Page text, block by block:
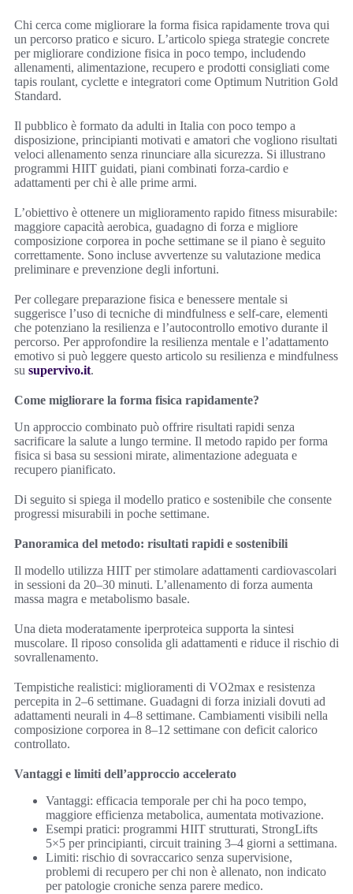
Chi cerca come migliorare la forma fisica rapidamente trova qui
un percorso pratico e sicuro. L’articolo spiega strategie concrete
per migliorare condizione fisica in poco tempo, includendo
allenamenti, alimentazione, recupero e prodotti consigliati come
tapis roulant, cyclette e integratori come Optimum Nutrition Gold
Standard.
Il pubblico è formato da adulti in Italia con poco tempo a
disposizione, principianti motivati e amatori che vogliono risultati
veloci allenamento senza rinunciare alla sicurezza. Si illustrano
programmi HIIT guidati, piani combinati forza-cardio e
adattamenti per chi è alle prime armi.
L’obiettivo è ottenere un miglioramento rapido fitness misurabile:
maggiore capacità aerobica, guadagno di forza e migliore
composizione corporea in poche settimane se il piano è seguito
correttamente. Sono incluse avvertenze su valutazione medica
preliminare e prevenzione degli infortuni.
Per collegare preparazione fisica e benessere mentale si
suggerisce l’uso di tecniche di mindfulness e self-care, elementi
che potenziano la resilienza e l’autocontrollo emotivo durante il
percorso. Per approfondire la resilienza mentale e l’adattamento
emotivo si può leggere questo articolo su resilienza e mindfulness
su supervivo.it.
Come migliorare la forma fisica rapidamente?
Un approccio combinato può offrire risultati rapidi senza
sacrificare la salute a lungo termine. Il metodo rapido per forma
fisica si basa su sessioni mirate, alimentazione adeguata e
recupero pianificato.
Di seguito si spiega il modello pratico e sostenibile che consente
progressi misurabili in poche settimane.
Panoramica del metodo: risultati rapidi e sostenibili
Il modello utilizza HIIT per stimolare adattamenti cardiovascolari
in sessioni da 20–30 minuti. L’allenamento di forza aumenta
massa magra e metabolismo basale.
Una dieta moderatamente iperproteica supporta la sintesi
muscolare. Il riposo consolida gli adattamenti e riduce il rischio di
sovrallenamento.
Tempistiche realistici: miglioramenti di VO2max e resistenza
percepita in 2–6 settimane. Guadagni di forza iniziali dovuti ad
adattamenti neurali in 4–8 settimane. Cambiamenti visibili nella
composizione corporea in 8–12 settimane con deficit calorico
controllato.
Vantaggi e limiti dell’approccio accelerato
Vantaggi: efficacia temporale per chi ha poco tempo,
maggiore efficienza metabolica, aumentata motivazione.
Esempi pratici: programmi HIIT strutturati, StrongLifts
5×5 per principianti, circuit training 3–4 giorni a settimana.
Limiti: rischio di sovraccarico senza supervisione,
problemi di recupero per chi non è allenato, non indicato
per patologie croniche senza parere medico.